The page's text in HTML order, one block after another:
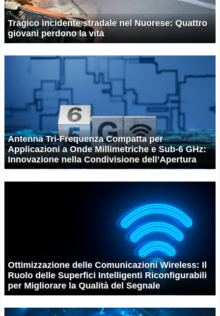
Tragico incidente stradale nel Nuorese: Quattro
giovani perdono la vita
Antenna Tri-Frequenza Compatta per
Applicazioni a Onde Millimetriche e Sub-6 GHz:
Innovazione nella Condivisione dell’Apertura
Ottimizzazione delle Comunicazioni Wireless: Il
Ruolo delle Superfici Intelligenti Riconfigurabili
per Migliorare la Qualità del Segnale